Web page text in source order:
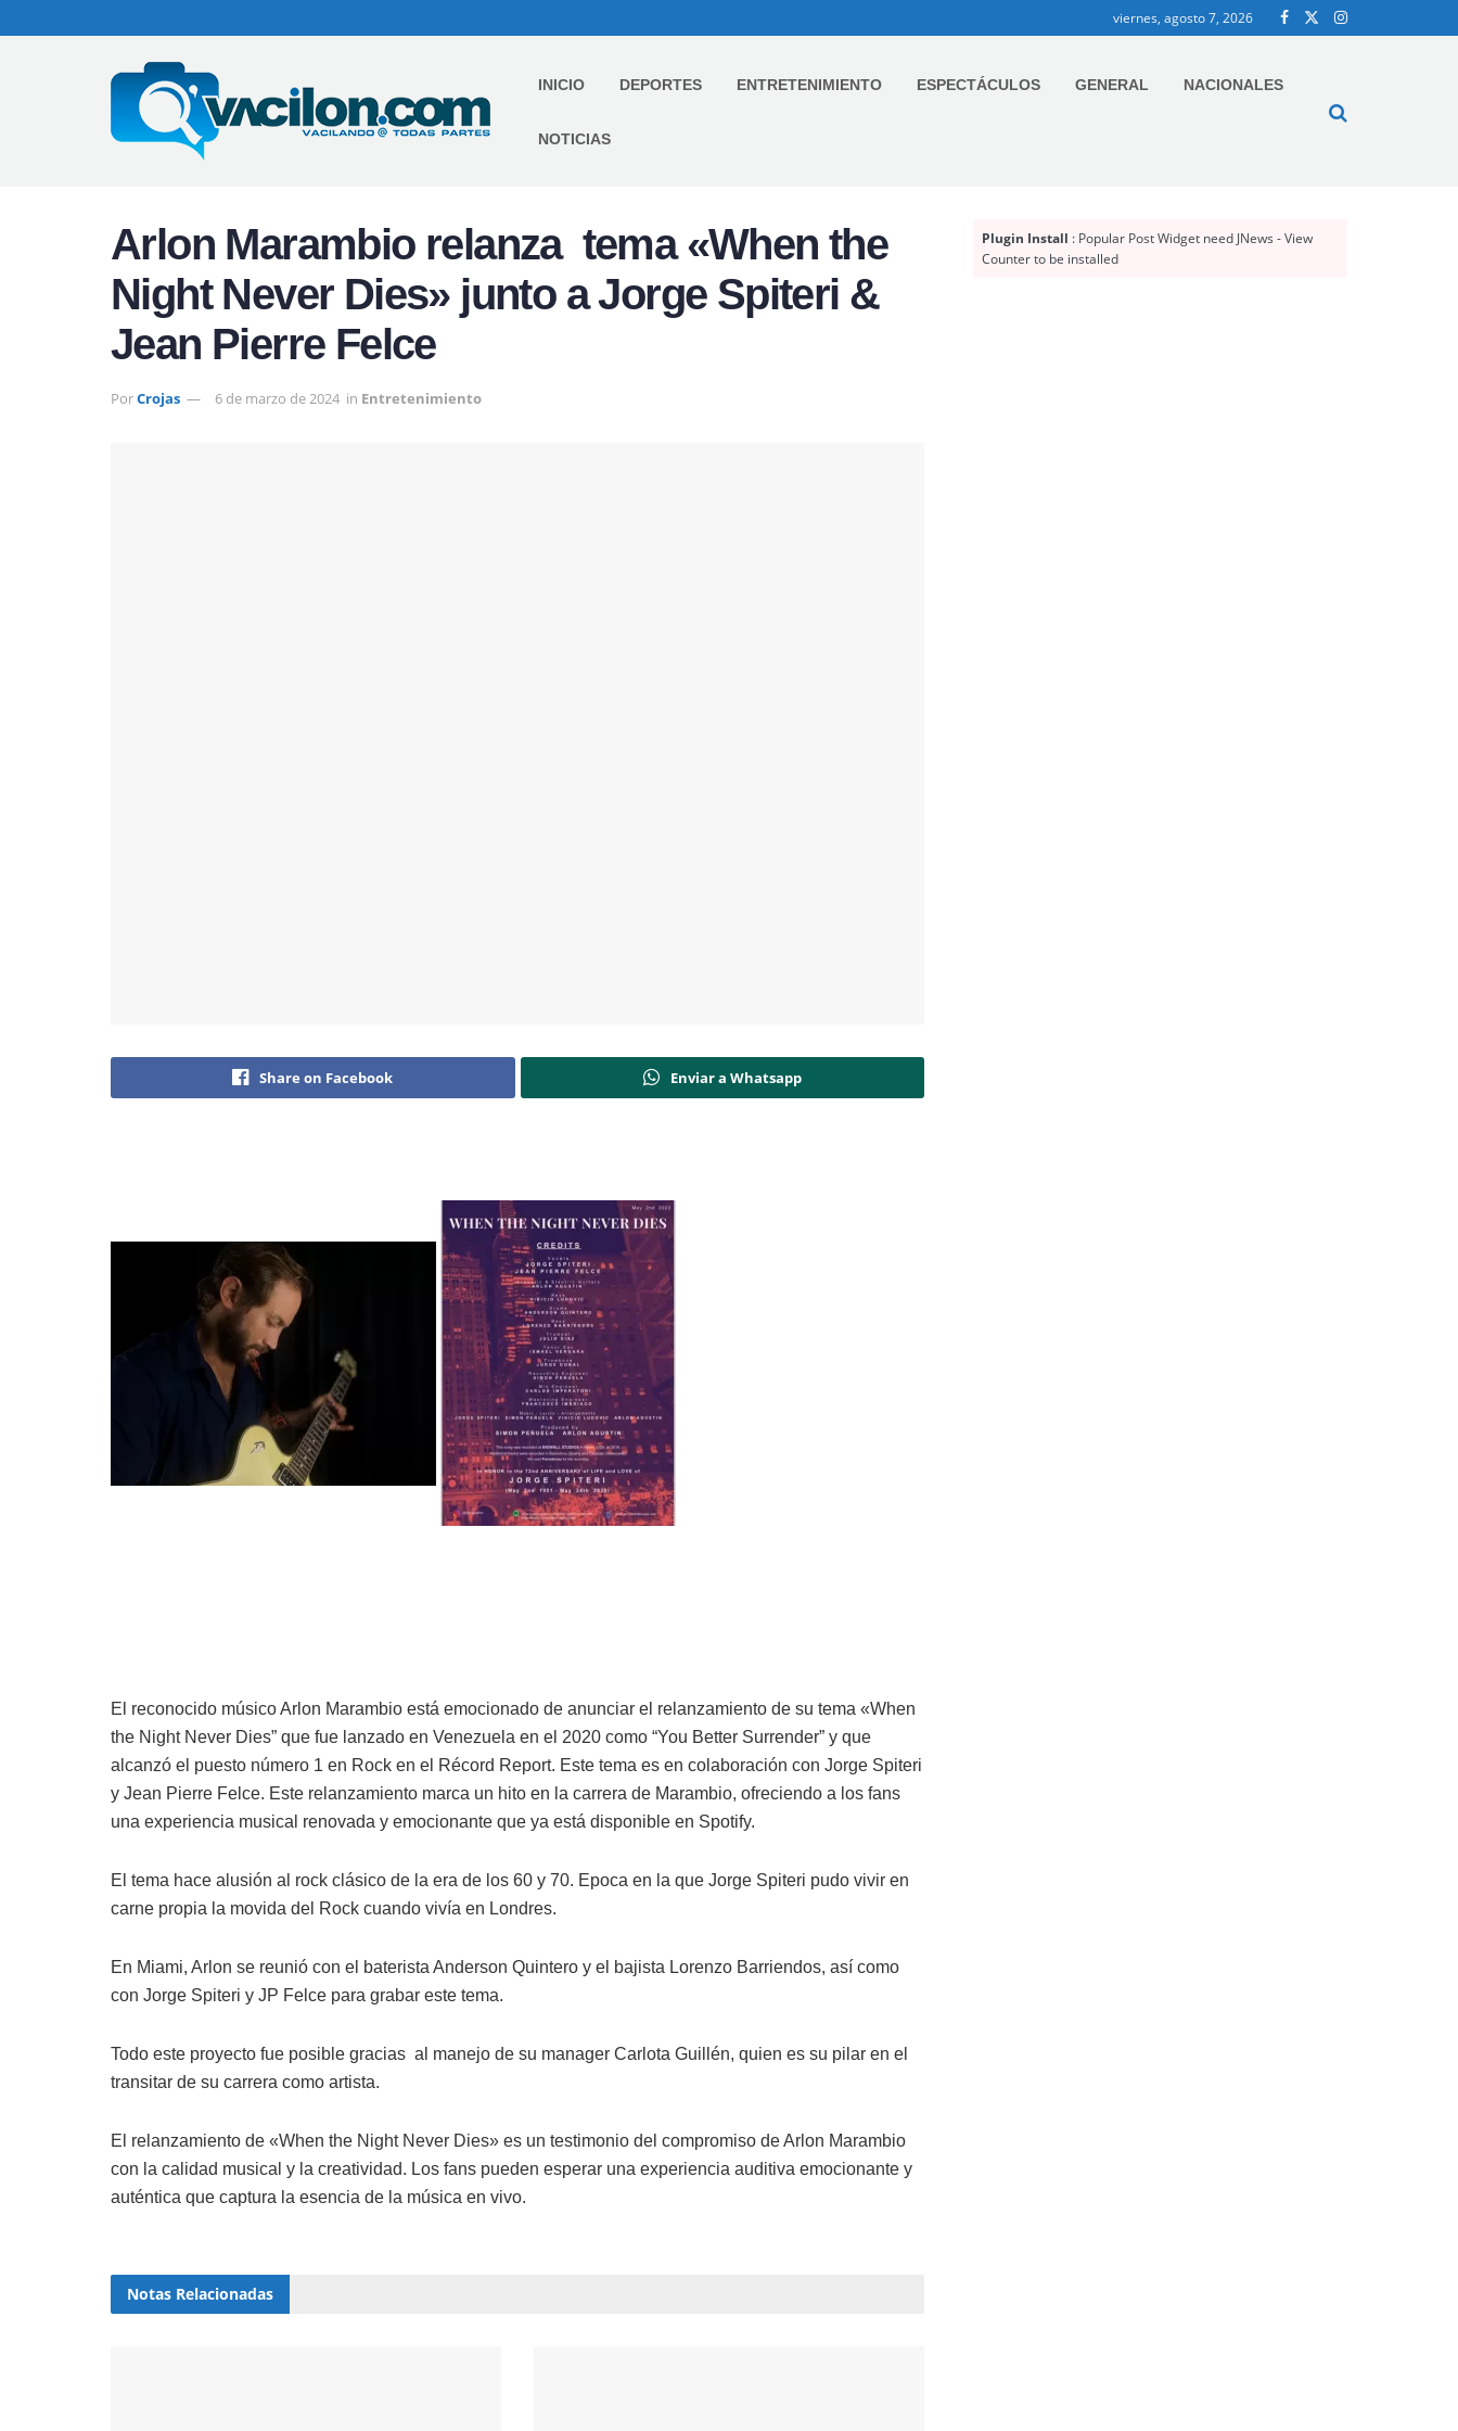
viernes, agosto 7, 2026
INICIO DEPORTES ENTRETENIMIENTO ESPECTÁCULOS GENERAL NACIONALES
NOTICIAS
Arlon Marambio relanza tema «When the
Night Never Dies» junto a Jorge Spiteri &
Jean Pierre Felce
PorCrojas 6 de marzo de 2024 in Entretenimiento
Share on Facebook Enviar a Whatsapp
El reconocido músico Arlon Marambio está emocionado de anunciar el relanzamiento de su tema «When
the Night Never Dies” que fue lanzado en Venezuela en el 2020 como “You Better Surrender” y que
alcanzó el puesto número 1 en Rock en el Récord Report. Este tema es en colaboración con Jorge Spiteri
y Jean Pierre Felce. Este relanzamiento marca un hito en la carrera de Marambio, ofreciendo a los fans
una experiencia musical renovada y emocionante que ya está disponible en Spotify.
El tema hace alusión al rock clásico de la era de los 60 y 70. Epoca en la que Jorge Spiteri pudo vivir en
carne propia la movida del Rock cuando vivía en Londres.
En Miami, Arlon se reunió con el baterista Anderson Quintero y el bajista Lorenzo Barriendos, así como
con Jorge Spiteri y JP Felce para grabar este tema.
Todo este proyecto fue posible gracias al manejo de su manager Carlota Guillén, quien es su pilar en el
transitar de su carrera como artista.
El relanzamiento de «When the Night Never Dies» es un testimonio del compromiso de Arlon Marambio
con la calidad musical y la creatividad. Los fans pueden esperar una experiencia auditiva emocionante y
auténtica que captura la esencia de la música en vivo.
Notas Relacionadas
Plugin Install : Popular Post Widget need JNews - View
Counter to be installed